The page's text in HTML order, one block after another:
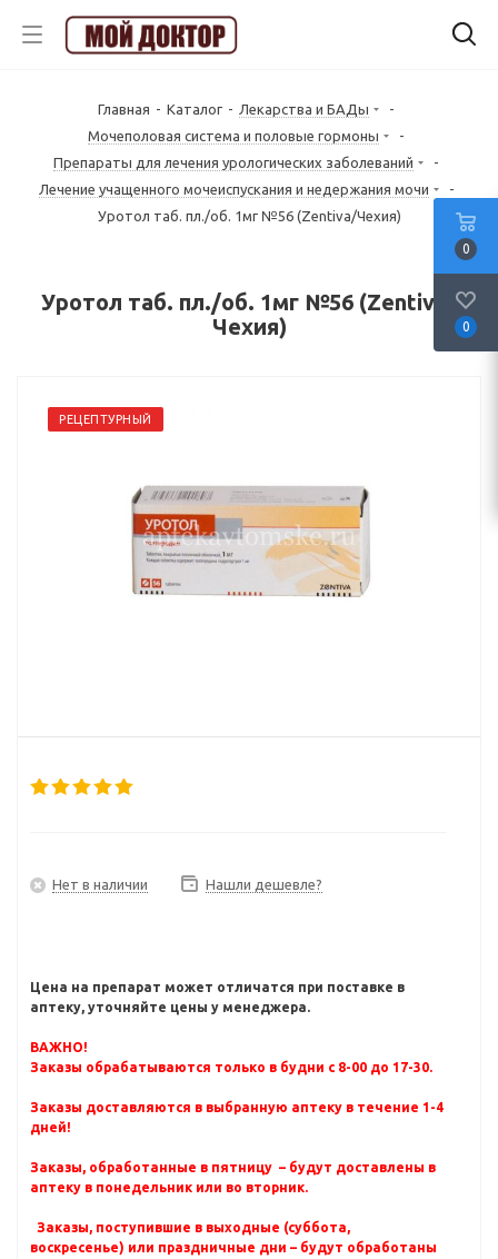
Главная - Каталог - Лекарства и БАДы
-
Mочеполовая система и половые гормоны
-
Препараты для лечения урологических заболеваний
-
Лечение учащенного мочеиспускания и недержания мочи
-
Уротол таб. пл./об. 1мг №56 (Zentiva/Чехия)
Уротол таб. пл./об. 1мг №56 (Zentiva/
Чехия)
РЕЦЕПТУРНЫЙ
Нет в наличии Нашли дешевле?
Цена на препарат может отличатся при поставке в
аптеку, уточняйте цены у менеджера.
ВАЖНО!
Заказы обрабатываются только в будни с 8-00 до 17-30.
Заказы доставляются в выбранную аптеку в течение 1-4
дней!
Заказы, обработанные в пятницу – будут доставлены в
аптеку в понедельник или во вторник.
Заказы, поступившие в выходные (суббота,
воскресенье) или праздничные дни – будут обработаны
0
0